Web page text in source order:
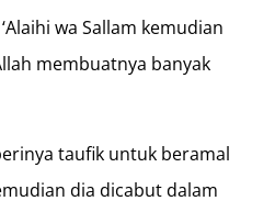
wa Sallam kemudian
membuatnya banyak
taufik untuk beramal
dia dicabut dalam